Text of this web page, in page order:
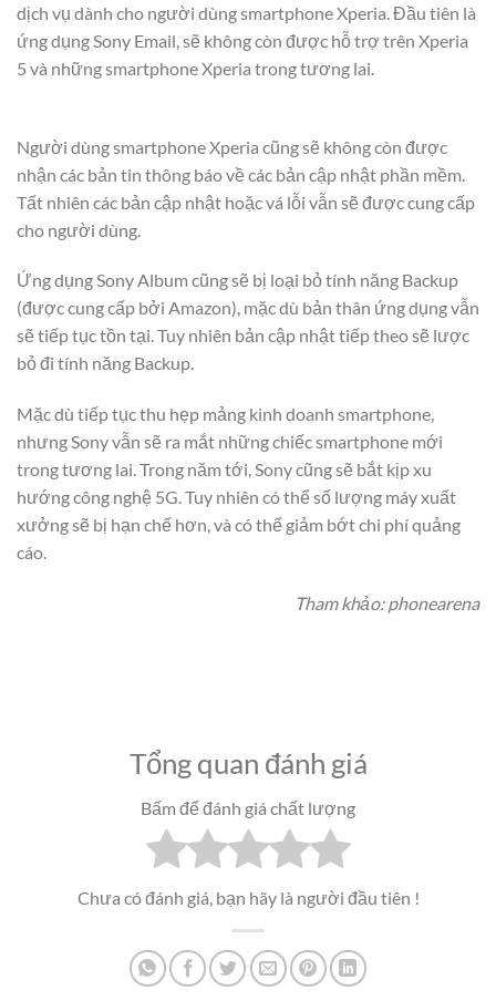
dịch vụ dành cho người dùng smartphone Xperia. Đầu tiên là
ứng dụng Sony Email, sẽ không còn được hỗ trợ trên Xperia
5 và những smartphone Xperia trong tương lai.
Người dùng smartphone Xperia cũng sẽ không còn được
nhận các bản tin thông báo về các bản cập nhật phần mềm.
Tất nhiên các bản cập nhật hoặc vá lỗi vẫn sẽ được cung cấp
cho người dùng.
Ứng dụng Sony Album cũng sẽ bị loại bỏ tính năng Backup
(được cung cấp bởi Amazon), mặc dù bản thân ứng dụng vẫn
sẽ tiếp tục tồn tại. Tuy nhiên bản cập nhật tiếp theo sẽ lược
bỏ đi tính năng Backup.
Mặc dù tiếp tục thu hẹp mảng kinh doanh smartphone,
nhưng Sony vẫn sẽ ra mắt những chiếc smartphone mới
trong tương lai. Trong năm tới, Sony cũng sẽ bắt kịp xu
hướng công nghệ 5G. Tuy nhiên có thể số lượng máy xuất
xưởng sẽ bị hạn chế hơn, và có thể giảm bớt chi phí quảng
cáo.
Tham khảo: phonearena
Tổng quan đánh giá
Bấm để đánh giá chất lượng
Chưa có đánh giá, bạn hãy là người đầu tiên !